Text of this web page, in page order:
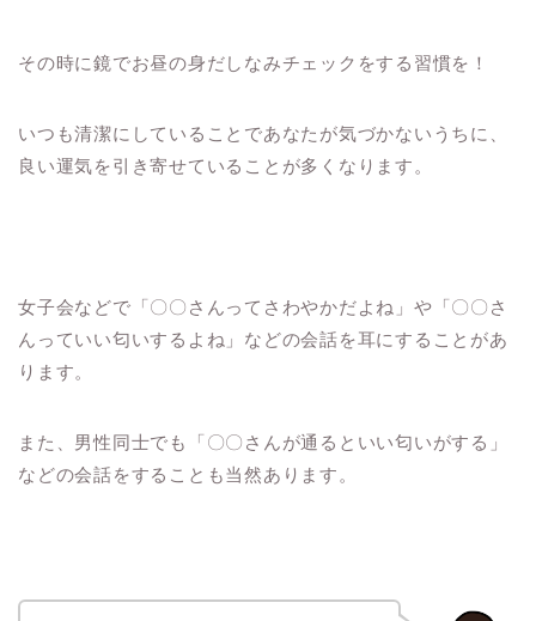
その時に鏡でお昼の身だしなみチェックをする習慣を！
いつも清潔にしていることであなたが気づかないうちに、
良い運気を引き寄せていることが多くなります。
女子会などで「〇〇さんってさわやかだよね」や「〇〇さ
んっていい匂いするよね」などの会話を耳にすることがあ
ります。
また、男性同士でも「〇〇さんが通るといい匂いがする」
などの会話をすることも当然あります。